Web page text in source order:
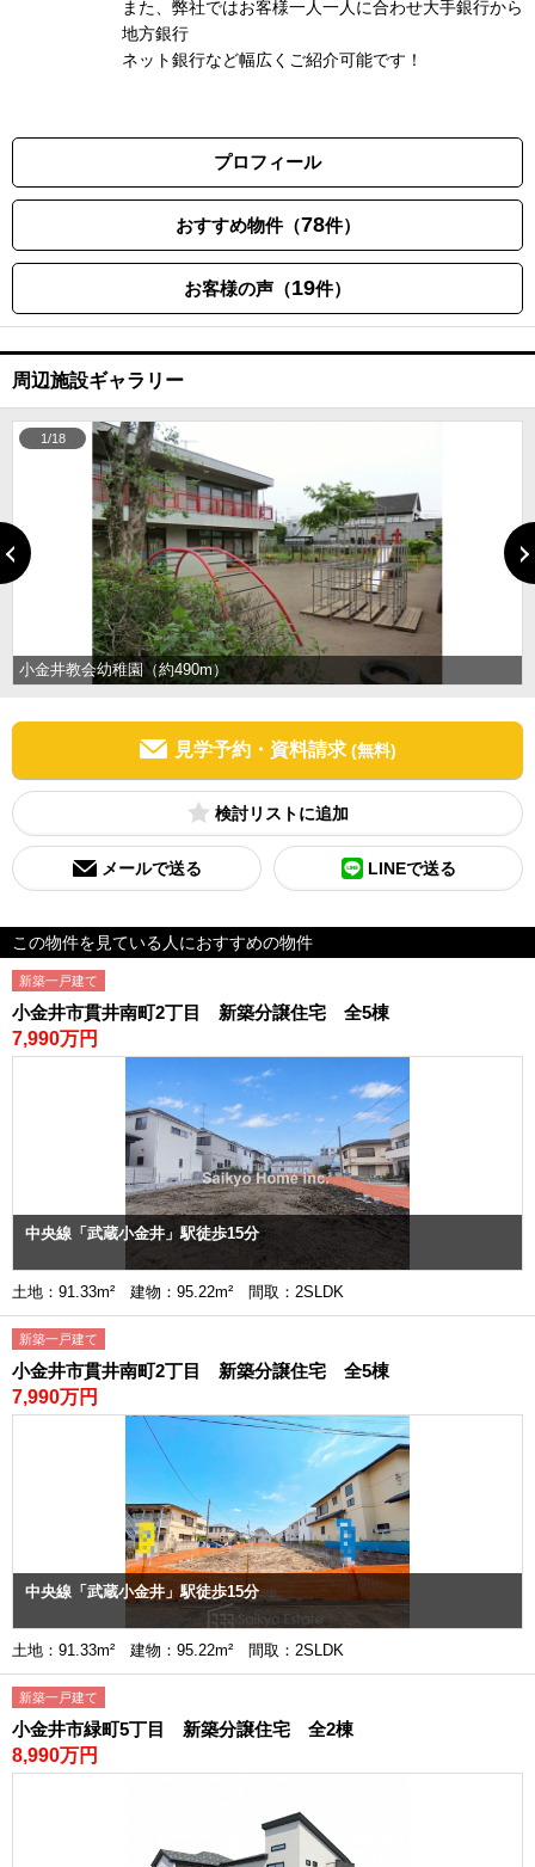
また、弊社ではお客様一人一人に合わせ大手銀行から
地方銀行
ネット銀行など幅広くご紹介可能です！
プロフィール
おすすめ物件（78件）
お客様の声（19件）
周辺施設ギャラリー
小金井教会幼稚園（約490m）
1/18
見学予約・資料請求 (無料)
検討リスト
メールで送る LINEで送る
この物件を見ている人におすすめの物件
新築一戸建て
小金井市貫井南町2丁目 新築分譲住宅 全5棟
7,990万円
中央線「武蔵小金井」駅徒歩15分
土地：91.33m² 建物：95.22m² 間取：2SLDK
新築一戸建て
小金井市貫井南町2丁目 新築分譲住宅 全5棟
7,990万円
中央線「武蔵小金井」駅徒歩15分
土地：91.33m² 建物：95.22m² 間取：2SLDK
新築一戸建て
小金井市緑町5丁目 新築分譲住宅 全2棟
8,990万円